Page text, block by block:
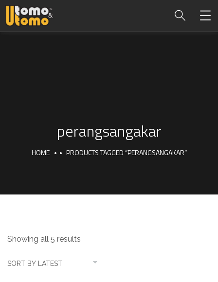
perangsangakar
HOME PRODUCTS TAGGED “PERANGSANGAKAR”
Showing all 5 results